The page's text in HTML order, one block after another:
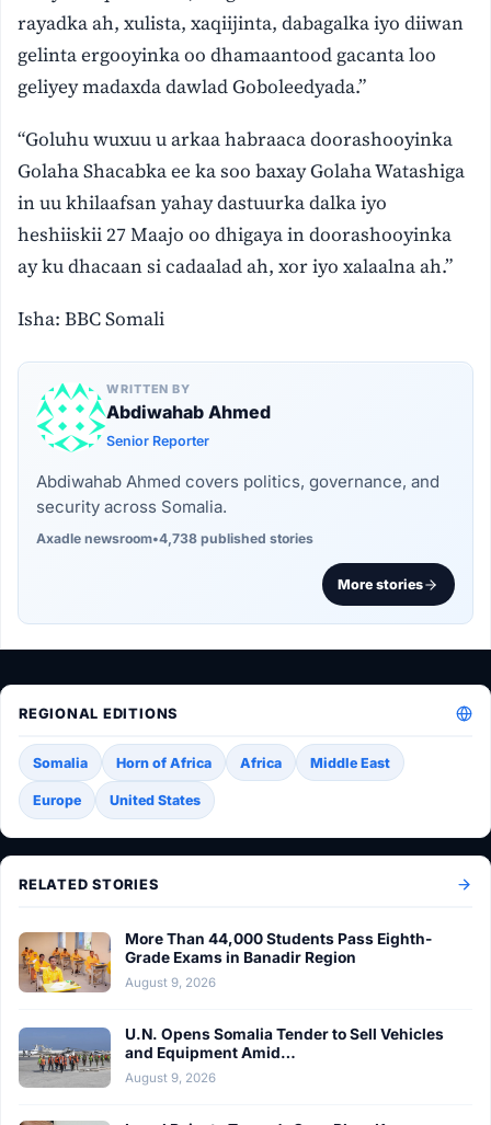
rayadka ah, xulista, xaqiijinta, dabagalka iyo diiwan
gelinta ergooyinka oo dhamaantood gacanta loo
geliyey madaxda dawlad Goboleedyada.”
“Goluhu wuxuu u arkaa habraaca doorashooyinka
Golaha Shacabka ee ka soo baxay Golaha Watashiga
in uu khilaafsan yahay dastuurka dalka iyo
heshiiskii 27 Maajo oo dhigaya in doorashooyinka
ay ku dhacaan si cadaalad ah, xor iyo xalaalna ah.”
Isha: BBC Somali
WRITTEN BY
Abdiwahab Ahmed
Senior Reporter
Abdiwahab Ahmed covers politics, governance, and
security across Somalia.
Axadle newsroom•4,738 published stories
More stories
REGIONAL EDITIONS
Somalia Horn of Africa Africa Middle East
Europe United States
RELATED STORIES
More Than 44,000 Students Pass Eighth-
Grade Exams in Banadir Region
August 9, 2026
U.N. Opens Somalia Tender to Sell Vehicles
and Equipment Amid…
August 9, 2026